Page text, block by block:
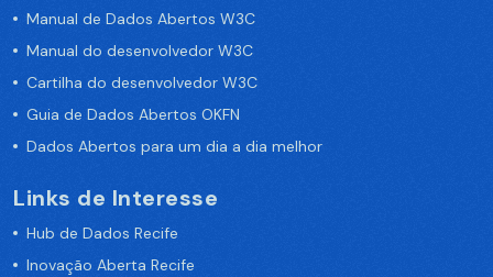
Manual de Dados Abertos W3C
Manual do desenvolvedor W3C
Cartilha do desenvolvedor W3C
Guia de Dados Abertos OKFN
Dados Abertos para um dia a dia melhor
Links de Interesse
Hub de Dados Recife
Inovação Aberta Recife